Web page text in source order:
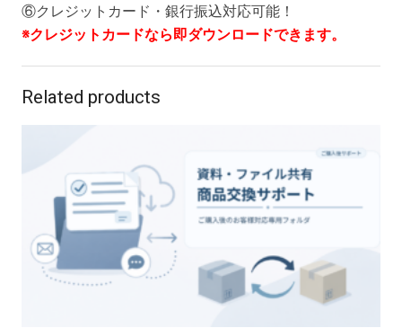
⑥クレジットカード・銀行振込対応可能！
※クレジットカードなら即ダウンロードできます。
Related products